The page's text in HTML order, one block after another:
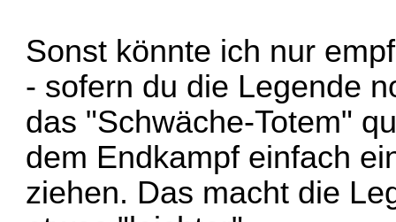
Sonst könnte ich nur
- sofern du die Legende
das "Schwäche-Totem"
dem Endkampf einfach
ziehen. Das macht die